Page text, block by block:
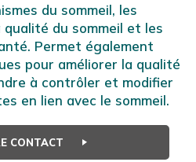
du sommeil, les
du sommeil et les
Permet également
pour améliorer la qualité
à contrôler et modifier
en lien avec le sommeil.
CONTACT